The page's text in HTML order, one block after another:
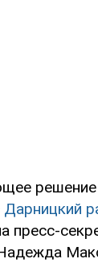
решение
Дарницкий
пресс-